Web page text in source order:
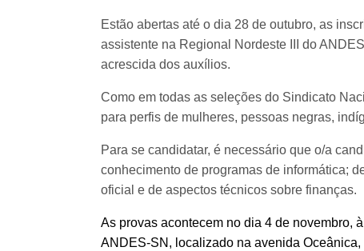
Estão abertas até o dia 28 de outubro, as
assistente na Regional Nordeste III do
acrescida dos auxílios.
Como em todas as seleções do Sindicato
para perfis de mulheres, pessoas negras,
Para se candidatar, é necessário que o/a
conhecimento de programas de informática;
oficial e de aspectos técnicos sobre finanças.
As provas acontecem no dia 4 de novembro,
ANDES-SN, localizado na avenida